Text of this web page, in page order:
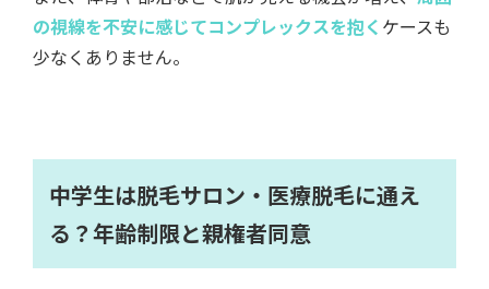
の視線を不安に感じてコンプレックスを抱く ケースも
少なくありません。
中学生は脱毛サロン・医療脱毛に通え
る？年齢制限と親権者同意